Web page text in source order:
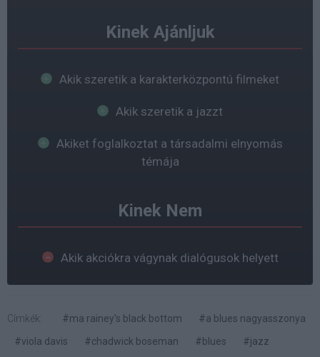
Kinek Ajánljuk
Akik szeretik a karakterközpontú filmeket
Akik szeretik a jazzt
Akiket foglalkoztat a társadalmi elnyomás
témája
Kinek Nem
Akik akciókra vágynak dialógusok helyett
Címkék: #ma rainey's black bottom
#a blues nagyasszonya
#viola davis
#chadwick boseman #blues
#jazz